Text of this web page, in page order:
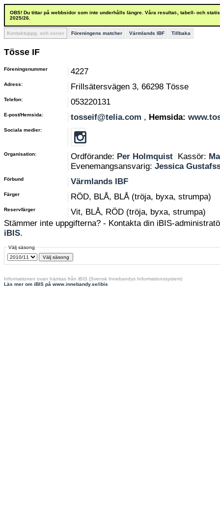
OBS! Du tittar på webbsidor som inte underhålls längre. Våra resultat-, tabell- och
2025/26.
Kontaktuppg. och serier Föreningens matcher Värmlands IBF Tillbaka
Tösse IF
Föreningsnummer 4227
Adress: Frillsätersvägen 3, 66298 Tösse
Telefon: 053220131
E-post/Hemsida: tosseif@telia.com , Hemsida:
Sociala medier:
Organisation: Ordförande: Per Holmquist Kassör:
Evenemangsansvarig: Jessica
Förbund Värmlands IBF
Färger RÖD, BLÅ, BLÅ (tröja, byxa, strumpa)
Reservfärger
Vit, BLÅ, RÖD (tröja, byxa, strumpa)
Stämmer inte uppgifterna? - Kontakta din iBIS-
iBIS.
Välj säsong
Informationen ovan hämtas från iBIS (Svensk Innebandys Informationssystem)
Läs mer om iBIS på www.innebandy.se/ibis